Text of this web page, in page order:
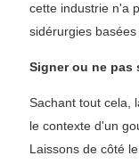
cette industrie n'a
sidérurgies
Signer ou ne pas
Sachant tout cela,
le contexte d'un
Laissons de côté